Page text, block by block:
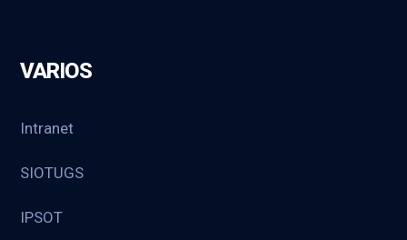
VARIOS
Intranet
SIOTUGS
IPSOT